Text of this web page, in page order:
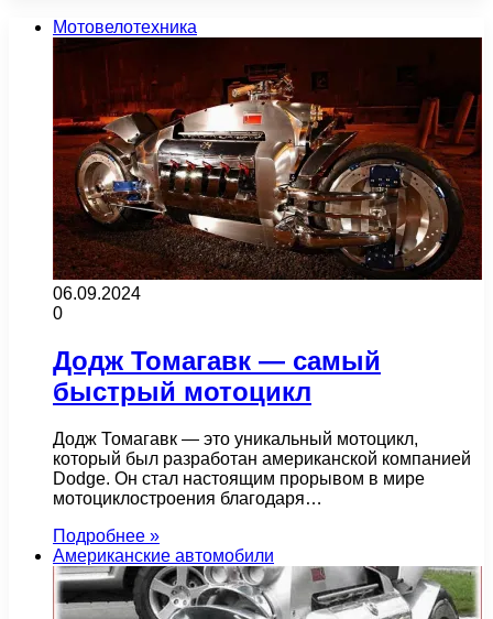
Мотовелотехника
06.09.2024
0
Додж Томагавк — самый
быстрый мотоцикл
Додж Томагавк — это уникальный мотоцикл,
который был разработан американской компанией
Dodge. Он стал настоящим прорывом в мире
мотоциклостроения благодаря…
Подробнее »
Американские автомобили